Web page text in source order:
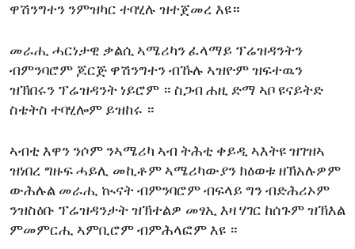
MIDDLE EAST
DEMOCRACY AND GOVERNANCE
ECONOMY AND TRADE
ENVIRONMENT AND HEALTH
ዋሽንግተን ንምዝካር ተባሂሉ ዝተጀመረ እዩ።
መራሒ ሓርነታዊ ቃልሲ ኣሜሪካን ፈላማይ ፕሬዝዳንትን
ብምንባሮም ጆርጅ ዋሽንግተን ብኹሉ ኣዝዮም ዝፍተዉን
ዝኽበሩን ፕሬዝዳንት ነይሮም ። ስጋብ ሐዚ ድማ ኣቦ ዩናይትድ
ስቴትስ ተባሂሎም ይዝከሩ ።
ኣብቲ እዋን ንሶም ንኣሜሪካ ኣብ ትሕቲ ቀይዲ ኣእትዩ ዝገዝኣ
ዝነበረ ግዙፍ ሓይሊ መኪቶም ኣሜሪካውያን ክዕወቱ ዘኽአሉዎም
ውሕሉል መራሒ ኲናት ብምንባሮም ብፍላይ ግን ብድሕሪኦም
ንዝስዕቡ ፕሬዝዳንታት ዝኽተልዎ መፃኢ እዛ ሃገር ከሰጉም ዝኽእል
ምመምርሒ ኣምቢሮም ብምሕላፎም እዩ ።